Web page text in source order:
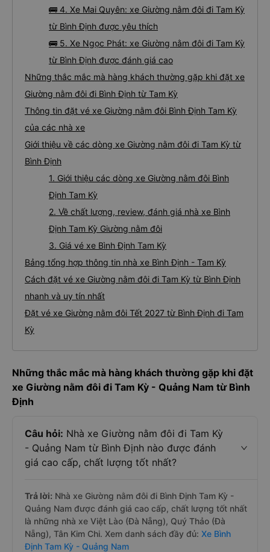
🚌 4. Xe Mai Quyên: xe Giường nằm đôi đi Tam Kỳ
từ Bình Định được yêu thích
🚌 5. Xe Ngọc Phát: xe Giường nằm đôi đi Tam Kỳ
từ Bình Định được đánh giá cao
Những thắc mắc mà hàng khách thường gặp khi đặt xe
Giường nằm đôi đi Bình Định từ Tam Kỳ
Thông tin đặt vé xe Giường nằm đôi Bình Định Tam Kỳ
của các nhà xe
Giới thiệu về các dòng xe Giường nằm đôi đi Tam Kỳ từ
Bình Định
1. Giới thiệu các dòng xe Giường nằm đôi Bình
Định Tam Kỳ
2. Về chất lượng, review, đánh giá nhà xe Bình
Định Tam Kỳ Giường nằm đôi
3. Giá vé xe Bình Định Tam Kỳ
Bảng tổng hợp thông tin nhà xe Bình Định - Tam Kỳ
Cách đặt vé xe Giường nằm đôi đi Tam Kỳ từ Bình Định
nhanh và uy tín nhất
Đặt vé xe Giường nằm đôi Tết 2027 từ Bình Định đi Tam
Kỳ
Những thắc mắc mà hàng khách thường gặp khi đặt
xe Giường nằm đôi đi Tam Kỳ - Quảng Nam từ Bình
Định
Câu hỏi: Nhà xe Giường nằm đôi đi Tam Kỳ
- Quảng Nam từ Bình Định nào được đánh
giá cao cấp, chất lượng tốt nhất?
Trả lời: Nhà xe Giường nằm đôi đi Bình Định Tam Kỳ -
Quảng Nam được đánh giá cao cấp, chất lượng tốt nhất
là những nhà xe Việt Lào (Đà Nẵng), Quý Thảo (Đà
Nẵng), Tân Kim Chi. Xem danh sách đầy đủ: Xe Bình
Định Tam Kỳ - Quảng Nam